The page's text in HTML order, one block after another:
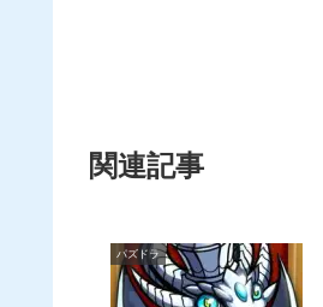
関連記事
パズドラ